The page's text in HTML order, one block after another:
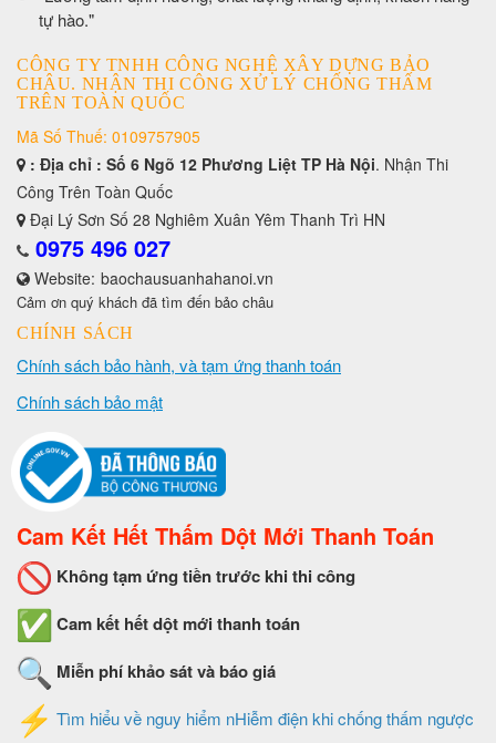
tự hào."
CÔNG TY TNHH CÔNG NGHỆ XÂY DỰNG BẢO
CHÂU. NHẬN THI CÔNG XỬ LÝ CHỐNG THẤM
TRÊN TOÀN QUỐC
Mã Số Thuế: 0109757905
: Địa chỉ : Số 6 Ngõ 12 Phương Liệt TP Hà Nội. Nhận Thi
Công Trên Toàn Quốc
Đại Lý Sơn Số 28 Nghiêm Xuân Yêm Thanh Trì HN
0975 496 027
Website: baochausuanhahanoi.vn
Cảm ơn quý khách đã tìm đến bảo châu
CHÍNH SÁCH
Chính sách bảo hành, và tạm ứng thanh toán
Chính sách bảo mật
Cam Kết Hết Thấm Dột Mới Thanh Toán
Không tạm ứng tiền trước khi thi công
Cam kết hết dột mới thanh toán
Miễn phí khảo sát và báo giá
Tìm hiểu về nguy hiểm nHiễm điện khi chống thấm ngược